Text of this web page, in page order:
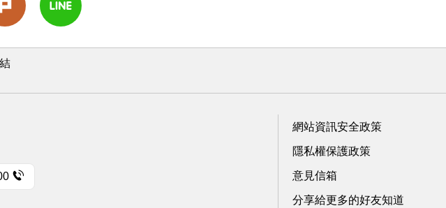
網站資訊安全政策
隱私權保護政策
意見信箱
分享給更多的好友知道